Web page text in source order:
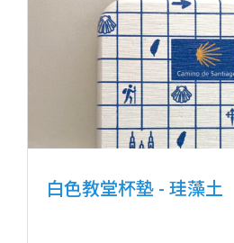
白色教堂杯墊 - 珪藻土